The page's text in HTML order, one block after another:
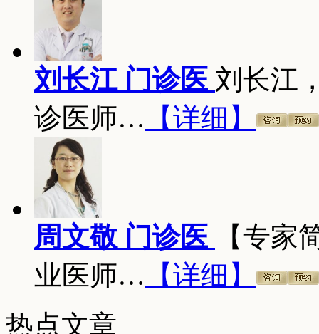
刘长江 门诊医 刘长江
诊医师… 【详细】
周文敬 门诊医
【专家
业医师… 【详细】
热点文章